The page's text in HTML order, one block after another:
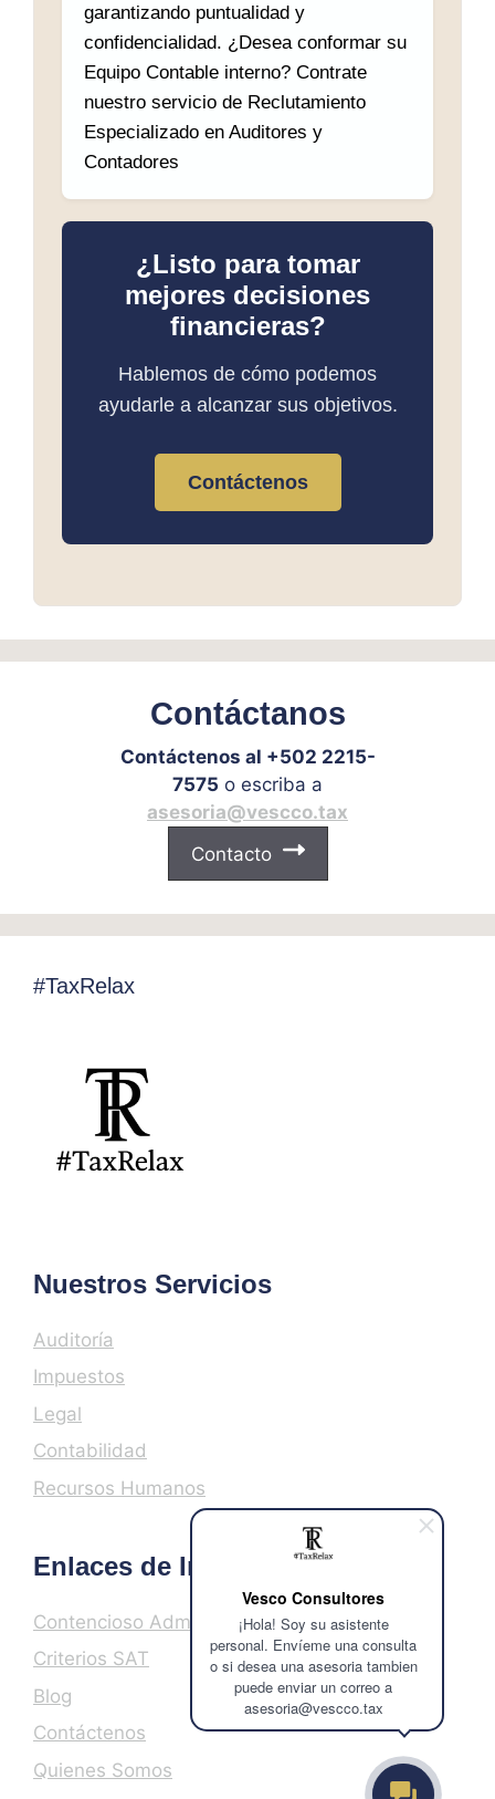
Vesco Consultores
¡Hola! Soy su asistente
personal. Envíeme una consulta
o si desea una asesoria tambien
puede enviar un correo a
asesoria@vescco.tax
garantizando puntualidad y
confidencialidad. ¿Desea conformar su
Equipo Contable interno? Contrate
nuestro servicio de Reclutamiento
Especializado en Auditores y
Contadores
¿Listo para tomar
mejores decisiones
financieras?
Hablemos de cómo podemos
ayudarle a alcanzar sus objetivos.
Contáctenos
Contáctanos
Contáctenos al +502 2215-
7575 o escriba a
asesoria@vescco.tax
Contacto
#TaxRelax
Nuestros Servicios
Auditoría
Impuestos
Legal
Contabilidad
Recursos Humanos
Enlaces de Interés
Contencioso Administrativo
Criterios SAT
Blog
Contáctenos
Quienes Somos